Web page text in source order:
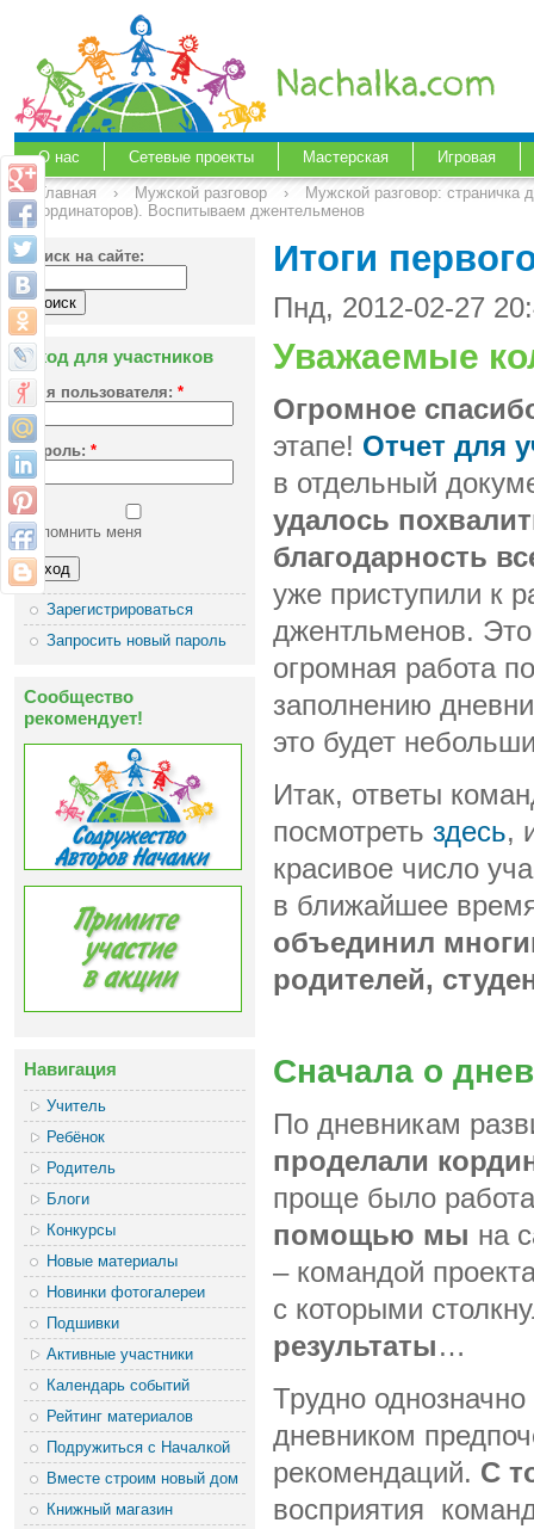
О нас Сетевые проекты Мастерская
Игровая
Главная
› Мужской разговор ›
Мужской разговор: страничка
координаторов). Воспитываем джентельменов
Поиск на сайте:
Вход для участников
Имя пользователя: *
Пароль: *
Запомнить меня
Зарегистрироваться
Запросить новый пароль
Сообщество
рекомендует!
Навигация
Учитель
Ребёнок
Родитель
Блоги
Конкурсы
Новые материалы
Новинки фотогалереи
Подшивки
Активные участники
Календарь событий
Рейтинг материалов
Подружиться с Началкой
Вместе строим новый дом
Книжный магазин
Итоги
Пнд, 2012-02-27
Уважаемые
Огромное
этапе! Отчет для
в отдельный
удалось
благодарность
уже приступили к
джентльменов.
огромная работа
заполнению
это будет
Итак, ответы
посмотреть здесь,
красивое число
в ближайшее
объединил
родителей,
Сначала о
По дневникам
проделали
проще было
помощью мы на
– командой
с которыми
результаты…
Трудно
дневником
рекомендаций. С
восприятия